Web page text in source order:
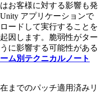
る
して成長させる
ター
む
お客様に対する影響も発
アプリケーションで
ードして実行することを
因します。脆弱性がター
に影響する可能性がある
ム別テクニカルノート
までのパッチ適用済みリ